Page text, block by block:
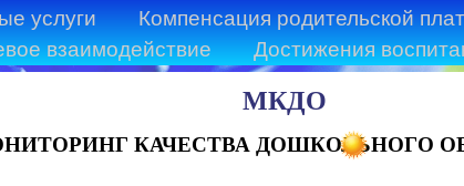
услуги Компенсация родительской
взаимодействие Достижения
МКДО
КАЧЕСТВА ДОШКОЛЬНОГО